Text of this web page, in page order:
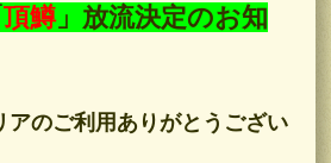
頂鱒」放流決定のお知
アのご利用ありがとうござい